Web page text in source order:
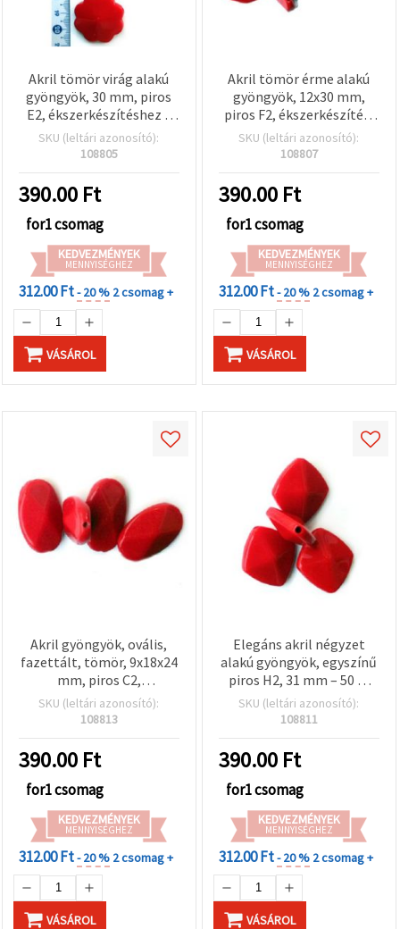
Akril tömör virág alakú
gyöngyök, 30 mm, piros
E2, ékszerkészítéshez –
50 g
SKU (leltári azonosító):
108805
390.00 Ft
for1 csomag
KEDVEZMÉNYEK
MENNYISÉGHEZ
312.00 Ft- 20 % 2 csomag +
VÁSÁROL
Akril tömör érme alakú
gyöngyök, 12x30 mm,
piros F2, ékszerkészítési
kellékek - 50 g
SKU (leltári azonosító):
108807
390.00 Ft
for1 csomag
KEDVEZMÉNYEK
MENNYISÉGHEZ
312.00 Ft- 20 % 2 csomag +
VÁSÁROL
Akril gyöngyök, ovális,
fazettált, tömör, 9x18x24
mm, piros C2,
ékszerkészítéshez – 50 g
SKU (leltári azonosító):
108813
390.00 Ft
for1 csomag
KEDVEZMÉNYEK
MENNYISÉGHEZ
312.00 Ft- 20 % 2 csomag +
VÁSÁROL
Elegáns akril négyzet
alakú gyöngyök, egyszínű
piros H2, 31 mm – 50 g,
kreatív ékszerkészítéshez
és DIY kézműves
SKU (leltári azonosító):
108811
390.00 Ft
for1 csomag
KEDVEZMÉNYEK
MENNYISÉGHEZ
312.00 Ft- 20 % 2 csomag +
VÁSÁROL